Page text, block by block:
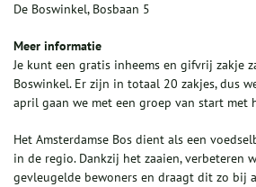
De Boswinkel, Bosbaan 5
Meer informatie
Je kunt een gratis inheems en gifvrij zakje
Boswinkel. Er zijn in totaal 20 zakjes, dus
april gaan we met een groep van start met
Het Amsterdamse Bos dient als een
in de regio. Dankzij het zaaien, verbeteren
gevleugelde bewoners en draagt dit zo bij